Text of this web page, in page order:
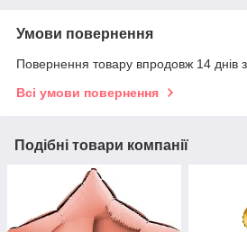
Умови повернення
Повернення товару впродовж 14 днів
Всі умови повернення
Подібні товари компанії